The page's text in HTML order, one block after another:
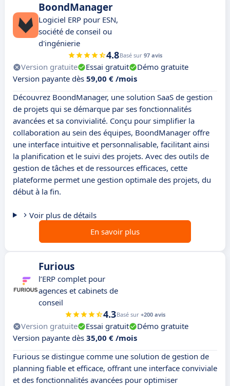
BoondManager
Logiciel ERP pour ESN,
société de conseil ou
d'ingénierie
4.8Basé sur 97 avis
Version gratuite Essai gratuit
Démo gratuite
Version payante dès 59,00 € /mois
Découvrez BoondManager, une solution SaaS de gestion
de projets qui se démarque par ses fonctionnalités
avancées et sa convivialité. Conçu pour simplifier la
collaboration au sein des équipes, BoondManager offre
une interface intuitive et personnalisable, facilitant ainsi
la planification et le suivi des projets. Avec des outils de
gestion de tâches et de ressources efficaces, cette
plateforme permet une gestion optimale des projets, du
début à la fin.
Voir plus de détails
En savoir plus
Furious
l’ERP complet pour
agences et cabinets de
conseil
4.3Basé sur +200 avis
Version gratuite Essai gratuit
Démo gratuite
Version payante dès 35,00 € /mois
Furious se distingue comme une solution de gestion de
planning fiable et efficace, offrant une interface conviviale
et des fonctionnalités avancées pour optimiser